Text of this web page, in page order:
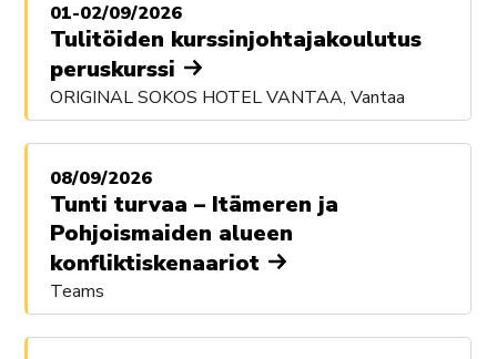
01-02/09/2026
Tulitöiden kurssinjohtajakoulutus
peruskurssi
ORIGINAL SOKOS HOTEL VANTAA, Vantaa
08/09/2026
Tunti turvaa – Itämeren ja
Pohjoismaiden alueen
konfliktiskenaariot
Teams